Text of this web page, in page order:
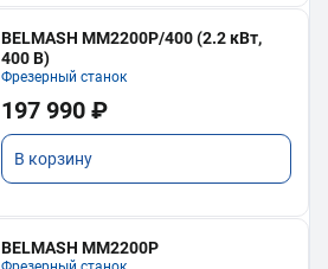
BELMASH MM2200P/400 (2.2 кВт,
400 В)
Фрезерный станок
197 990 ₽
В корзину
BELMASH MM2200P